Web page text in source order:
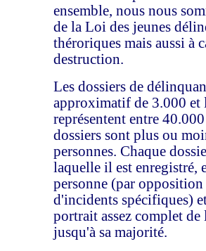
ensemble, nous nous
de la Loi des jeunes
théroriques mais aussi à
destruction.
Les dossiers de
approximatif de 3.000 et
représentent entre
dossiers sont plus ou
personnes. Chaque
laquelle il est enregistré,
personne (par
d'incidents spécifiques)
portrait assez complet
jusqu'à sa majorité.